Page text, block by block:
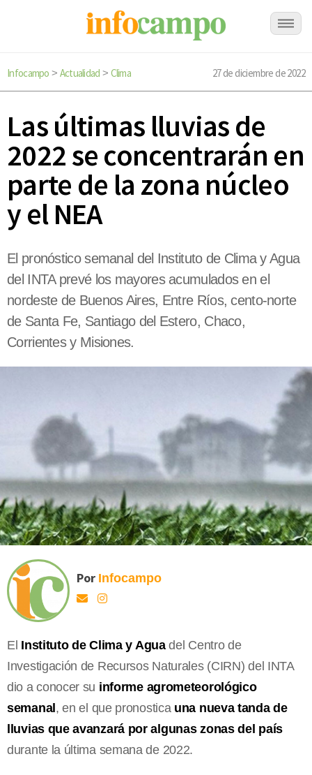
Infocampo > Actualidad > Clima 27 de diciembre de 2022
Las últimas lluvias de
2022 se concentrarán en
parte de la zona núcleo
y el NEA
El pronóstico semanal del Instituto de Clima y Agua
del INTA prevé los mayores acumulados en el
nordeste de Buenos Aires, Entre Ríos, cento-norte
de Santa Fe, Santiago del Estero, Chaco,
Corrientes y Misiones.
Por Infocampo
El Instituto de Clima y Aguadel Centro de
Investigación de Recursos Naturales (CIRN) del INTA
dio a conocer su informe agrometeorológico
semanal, en el que pronostica una nueva tanda de
lluvias que avanzará por algunas zonas del país
durante la última semana de 2022.